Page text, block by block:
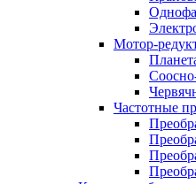
Мотор-
Частотные